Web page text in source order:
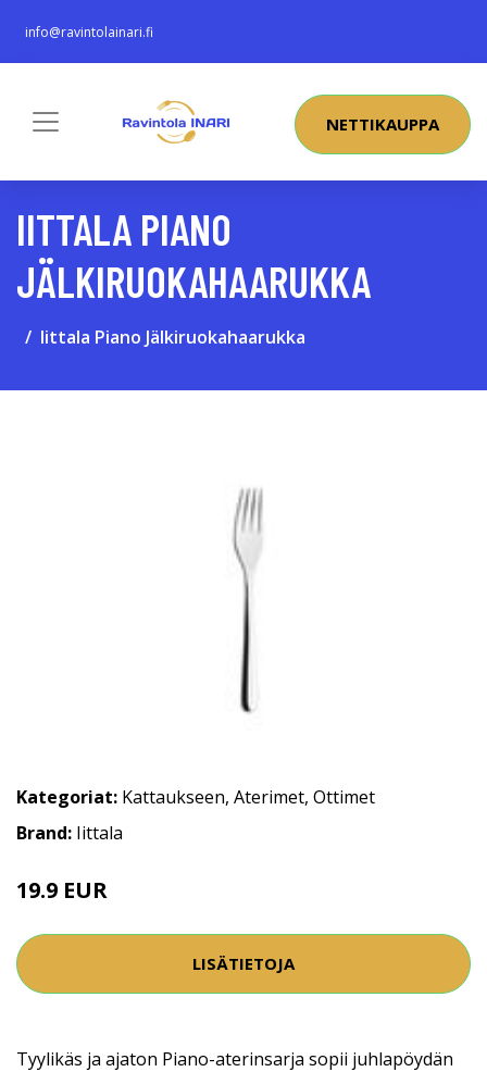
info@ravintolainari.fi
NETTIKAUPPA
IITTALA PIANO
JÄLKIRUOKAHAARUKKA
Iittala Piano Jälkiruokahaarukka
Kategoriat: Kattaukseen, Aterimet, Ottimet
Brand: Iittala
19.9 EUR
LISÄTIETOJA
Tyylikäs ja ajaton Piano-aterinsarja sopii juhlapöydän